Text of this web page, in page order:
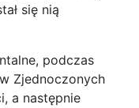
się nią
podczas
Zjednoczonych
a następnie